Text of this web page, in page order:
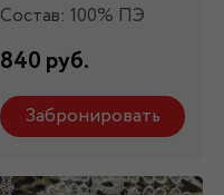
Состав: 100% ПЭ
840 руб.
Забронировать